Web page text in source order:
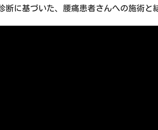
断に基づいた、腰痛患者さんへの施術と